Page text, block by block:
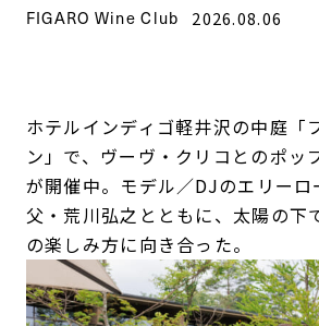
FIGARO Wine Club 2026.08.06
ホテルインディゴ軽井沢の中庭「
ン」で、ヴーヴ・クリコとのポッ
が開催中。モデル／DJのエリーロ
父・荒川弘之とともに、太陽の下
の楽しみ方に向き合った。